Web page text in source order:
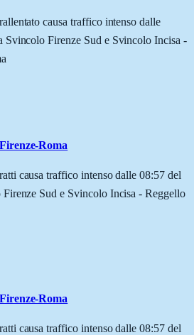
causa traffico intenso dalle
Svincolo Firenze Sud e Svincolo Incisa -
Roma
causa traffico intenso dalle 08:57 del
Sud e Svincolo Incisa - Reggello
Roma
causa traffico intenso dalle 08:57 del